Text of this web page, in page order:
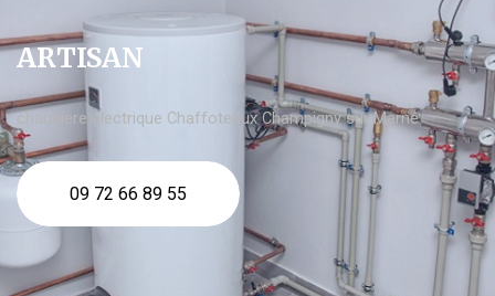
ARTISAN
chaudière électrique Chaffoteaux Champigny sur Marne
09 72 66 89 55